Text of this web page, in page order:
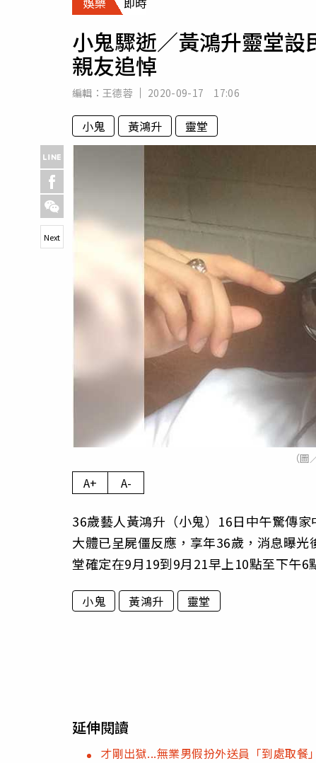
專欄
小鬼驟逝／黃鴻升靈堂
親友追悼
編輯： 王德蓉 2020-09-17 17:06
小鬼 黃鴻升 靈堂
（
Next
A+ A-
36歲藝人黃鴻升（小鬼）16日中午驚傳
大體已呈屍僵反應，享年36歲，消息曝
堂確定在9月19到9月21早上10點至下午6
小鬼 黃鴻升 靈堂
延伸閱讀
才剛出獄...無業男假扮外送員「到處取餐